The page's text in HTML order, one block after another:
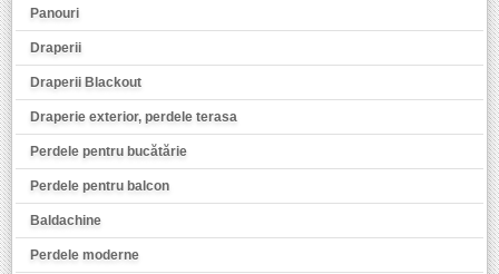
Panouri
Draperii
Draperii Blackout
Draperie exterior, perdele terasa
Perdele pentru bucătărie
Perdele pentru balcon
Baldachine
Perdele moderne